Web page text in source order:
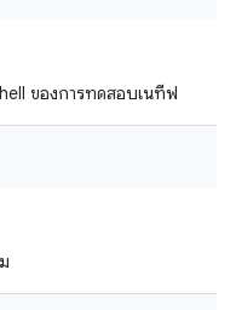
ของการทดสอบเนทีฟ